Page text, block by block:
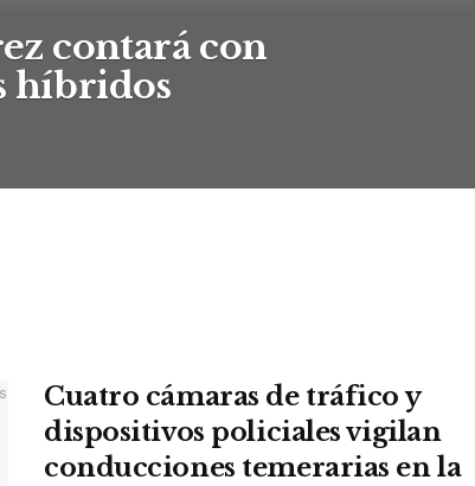
contará con
híbridos
Cuatro cámaras de tráfico y
dispositivos policiales vigilan
conducciones temerarias en la